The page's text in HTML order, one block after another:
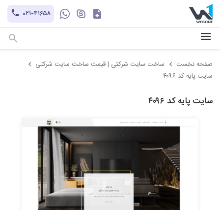
۰۲۱-۴۱۶۵۸
+۹۸-۹۳۰۲۱۲۱۱۰۱
hayatechsocial
کاتالوگ
صفحه نخست
ساخت سایت شرکتی | قیمت ساخت سایت شرکتی
سایت پایه کد ۴۰۹۶
سایت پایه کد ۴۰۹۶